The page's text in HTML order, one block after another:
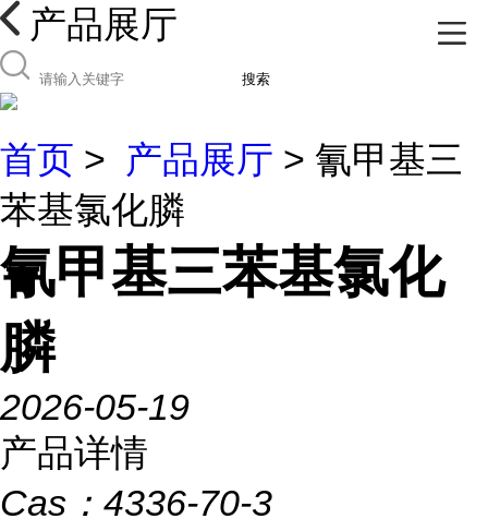
产品展厅
搜索
首页 > 产品展厅 > 氰甲基三
苯基氯化膦
氰甲基三苯基氯化
膦
2026-05-19
产品详情
Cas： 4336-70-3